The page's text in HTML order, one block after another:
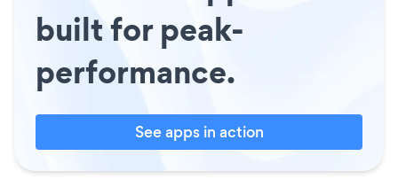
built for peak-
performance.
See apps in action